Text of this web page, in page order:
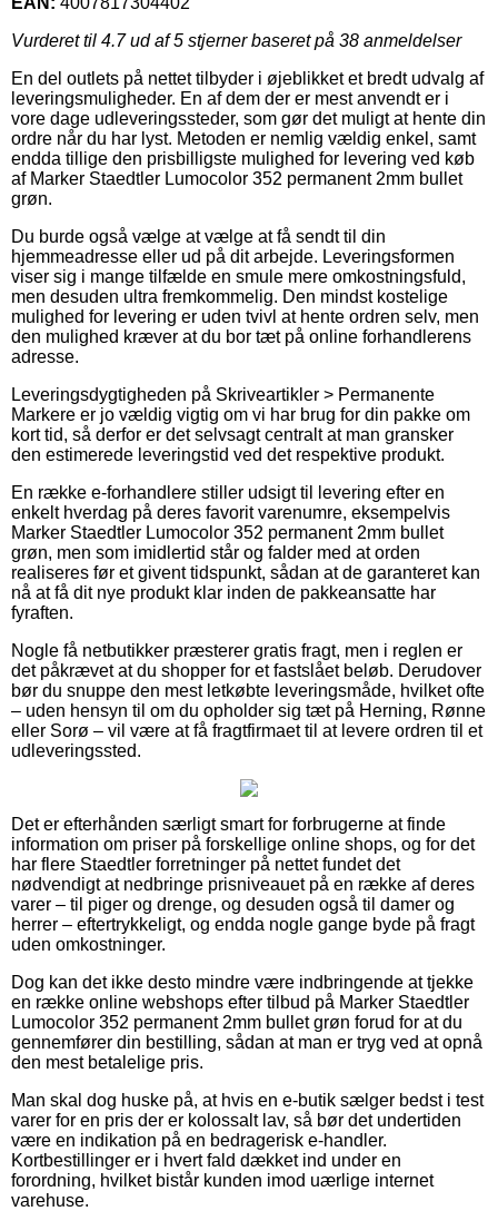
Vurderet til 4.7ud af 5 stjerner baseret på 38 anmeldelser
En del outlets på nettet tilbyder i øjeblikket et bredt udvalg af
leveringsmuligheder. En af dem der er mest anvendt er i
vore dage udleveringssteder, som gør det muligt at hente din
ordre når du har lyst. Metoden er nemlig vældig enkel, samt
endda tillige den prisbilligste mulighed for levering ved køb
af Marker Staedtler Lumocolor 352 permanent 2mm bullet
grøn.
Du burde også vælge at vælge at få sendt til din
hjemmeadresse eller ud på dit arbejde. Leveringsformen
viser sig i mange tilfælde en smule mere omkostningsfuld,
men desuden ultra fremkommelig. Den mindst kostelige
mulighed for levering er uden tvivl at hente ordren selv, men
den mulighed kræver at du bor tæt på online forhandlerens
adresse.
Leveringsdygtigheden på Skriveartikler > Permanente
Markere er jo vældig vigtig om vi har brug for din pakke om
kort tid, så derfor er det selvsagt centralt at man gransker
den estimerede leveringstid ved det respektive produkt.
En række e-forhandlere stiller udsigt til levering efter en
enkelt hverdag på deres favorit varenumre, eksempelvis
Marker Staedtler Lumocolor 352 permanent 2mm bullet
grøn, men som imidlertid står og falder med at orden
realiseres før et givent tidspunkt, sådan at de garanteret kan
nå at få dit nye produkt klar inden de pakkeansatte har
fyraften.
Nogle få netbutikker præsterer gratis fragt, men i reglen er
det påkrævet at du shopper for et fastslået beløb. Derudover
bør du snuppe den mest letkøbte leveringsmåde, hvilket ofte
– uden hensyn til om du opholder sig tæt på Herning, Rønne
eller Sorø – vil være at få fragtfirmaet til at levere ordren til et
udleveringssted.
Det er efterhånden særligt smart for forbrugerne at finde
information om priser på forskellige online shops, og for det
har flere Staedtler forretninger på nettet fundet det
nødvendigt at nedbringe prisniveauet på en række af deres
varer – til piger og drenge, og desuden også til damer og
herrer – eftertrykkeligt, og endda nogle gange byde på fragt
uden omkostninger.
Dog kan det ikke desto mindre være indbringende at tjekke
en række online webshops efter tilbud på Marker Staedtler
Lumocolor 352 permanent 2mm bullet grøn forud for at du
gennemfører din bestilling, sådan at man er tryg ved at opnå
den mest betalelige pris.
Man skal dog huske på, at hvis en e-butik sælger bedst i test
varer for en pris der er kolossalt lav, så bør det undertiden
være en indikation på en bedragerisk e-handler.
Kortbestillinger er i hvert fald dækket ind under en
forordning, hvilket bistår kunden imod uærlige internet
varehuse.